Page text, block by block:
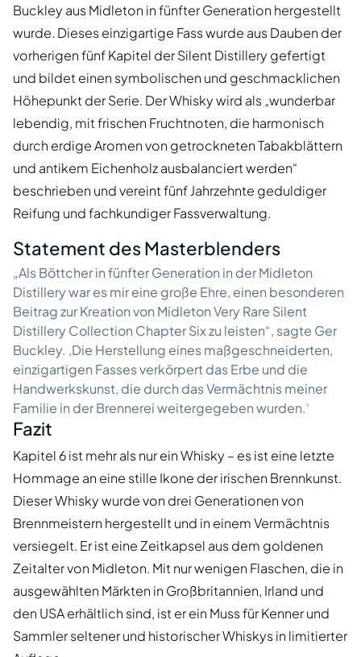
Buckley aus Midleton in fünfter Generation hergestellt
wurde. Dieses einzigartige Fass wurde aus Dauben der
vorherigen fünf Kapitel der Silent Distillery gefertigt
und bildet einen symbolischen und geschmacklichen
Höhepunkt der Serie. Der Whisky wird als „wunderbar
lebendig, mit frischen Fruchtnoten, die harmonisch
durch erdige Aromen von getrockneten Tabakblättern
und antikem Eichenholz ausbalanciert werden“
beschrieben und vereint fünf Jahrzehnte geduldiger
Reifung und fachkundiger Fassverwaltung.
Statement des Masterblenders
„Als Böttcher in fünfter Generation in der Midleton
Distillery war es mir eine große Ehre, einen besonderen
Beitrag zur Kreation von Midleton Very Rare Silent
Distillery Collection Chapter Six zu leisten“, sagte Ger
Buckley. ‚Die Herstellung eines maßgeschneiderten,
einzigartigen Fasses verkörpert das Erbe und die
Handwerkskunst, die durch das Vermächtnis meiner
Familie in der Brennerei weitergegeben wurden.‘
Fazit
Kapitel 6 ist mehr als nur ein Whisky – es ist eine letzte
Hommage an eine stille Ikone der irischen Brennkunst.
Dieser Whisky wurde von drei Generationen von
Brennmeistern hergestellt und in einem Vermächtnis
versiegelt. Er ist eine Zeitkapsel aus dem goldenen
Zeitalter von Midleton. Mit nur wenigen Flaschen, die in
ausgewählten Märkten in Großbritannien, Irland und
den USA erhältlich sind, ist er ein Muss für Kenner und
Sammler seltener und historischer Whiskys in limitierter